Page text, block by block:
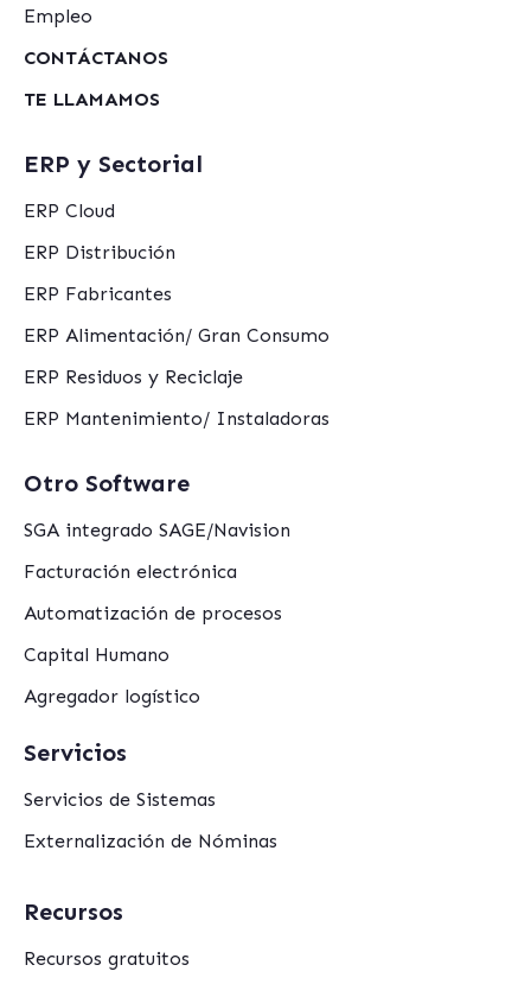
Empleo
CONTÁCTANOS
TE LLAMAMOS
ERP y Sectorial
ERP Cloud
ERP Distribución
ERP Fabricantes
ERP Alimentación/ Gran Consumo
ERP Residuos y Reciclaje
ERP Mantenimiento/ Instaladoras
Otro Software
SGA integrado SAGE/Navision
Facturación electrónica
Automatización de procesos
Capital Humano
Agregador logístico
Servicios
Servicios de Sistemas
Externalización de Nóminas
Recursos
Recursos gratuitos